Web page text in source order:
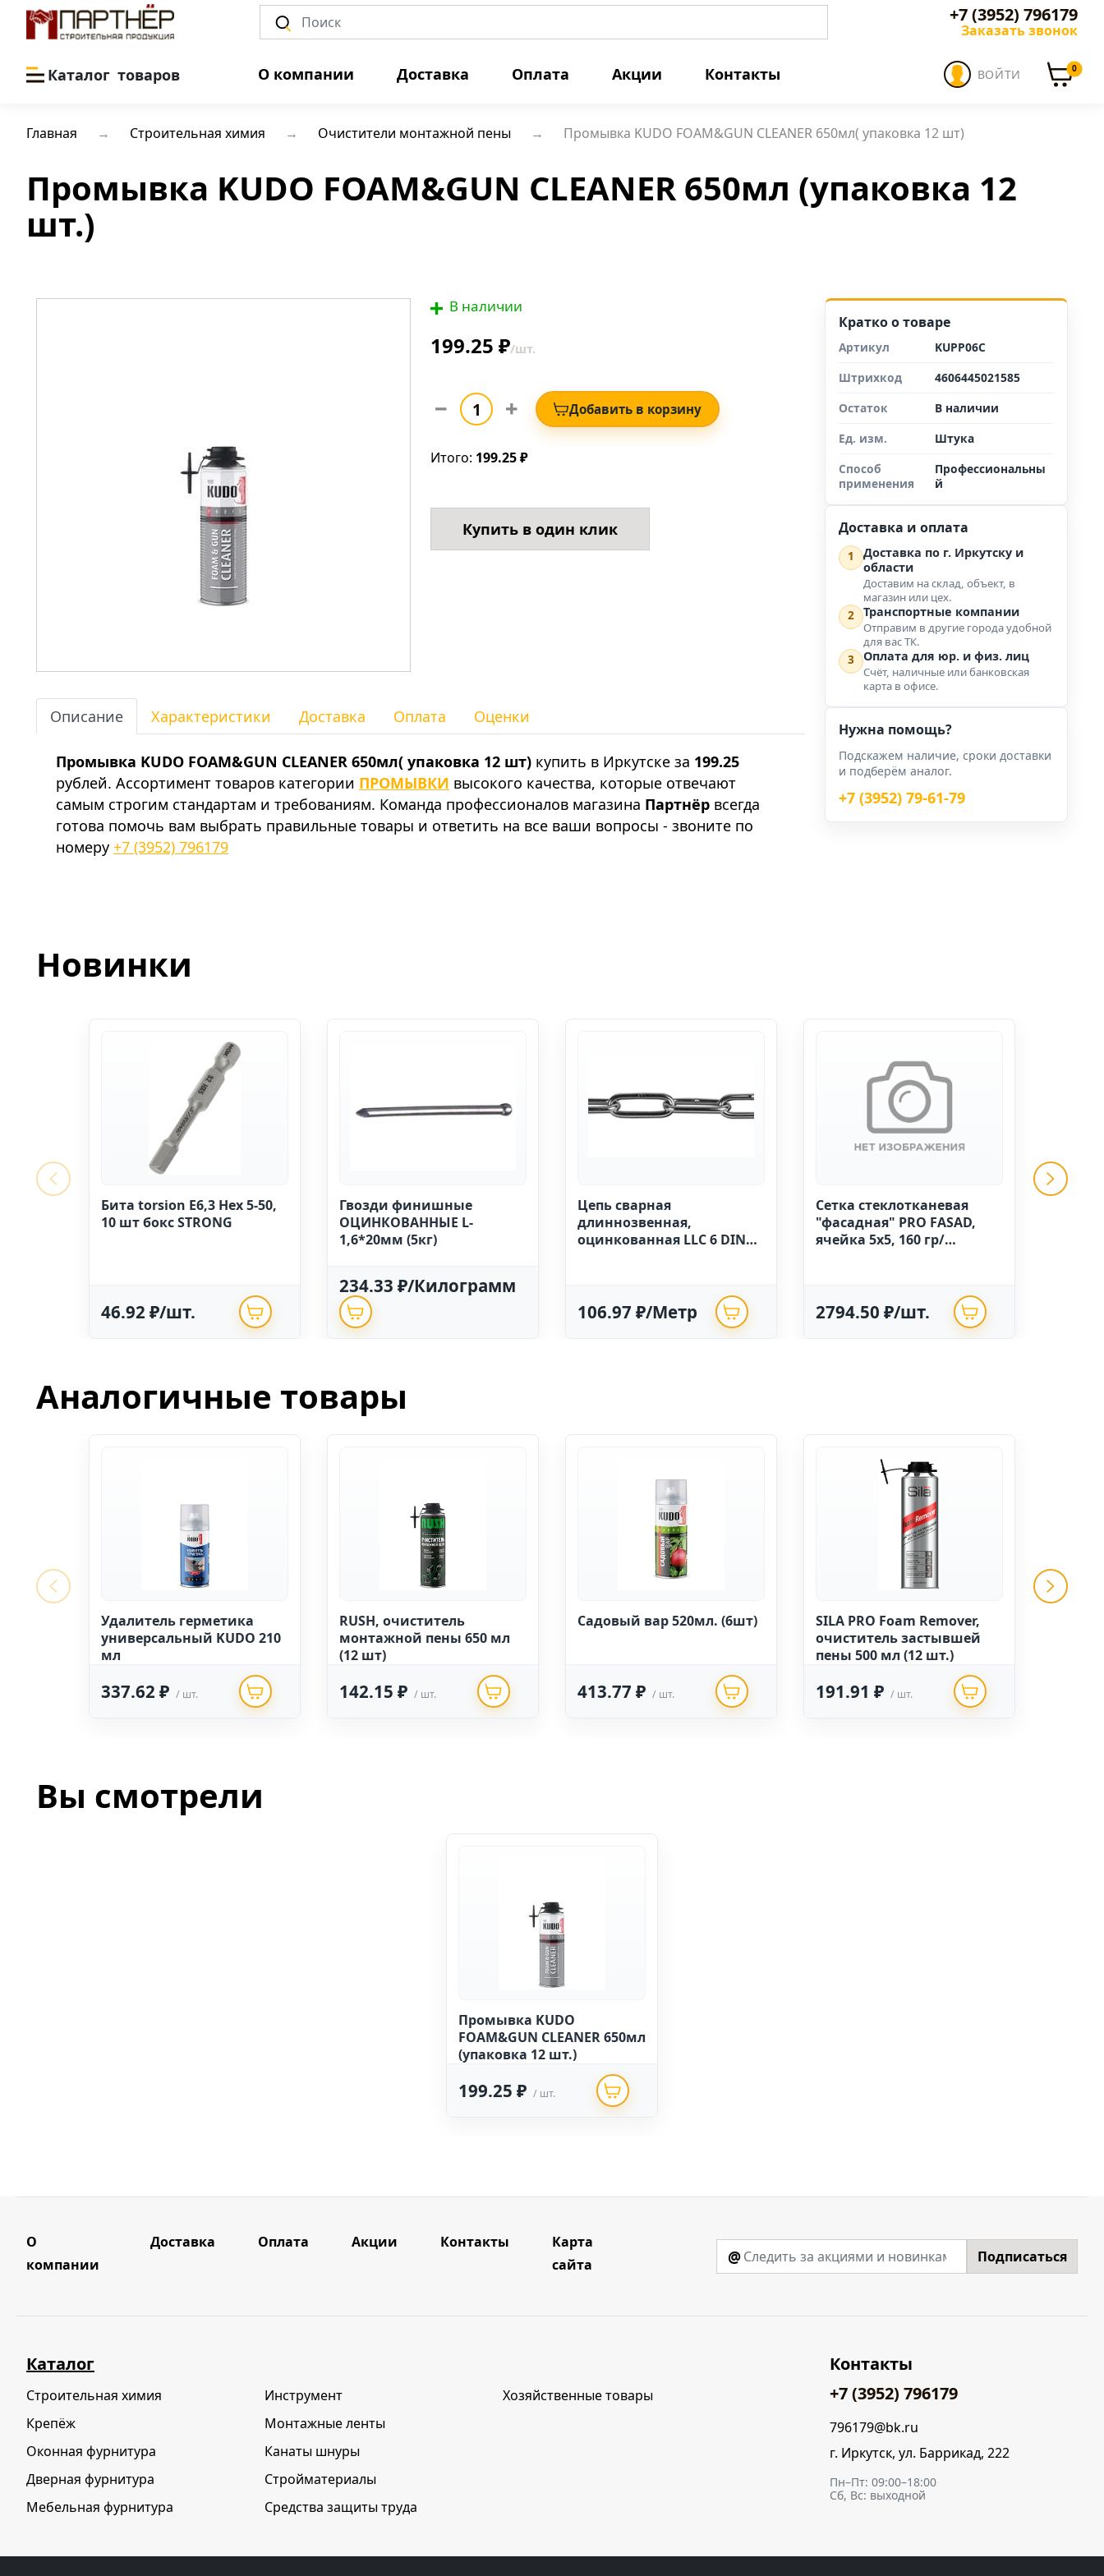
+7 (3952) 796179
Заказать звонок
Каталог товаров О компании Доставка Оплата Акции Контакты ВОЙТИ 0
Главная Строительная химия Очистители монтажной пены Промывка KUDO FOAM&GUN CLEANER 650мл( упаковка 12 шт)
Промывка KUDO FOAM&GUN CLEANER 650мл (упаковка 12
шт.)
В наличии
199.25 ₽/шт.
Добавить в корзину
Итого: 199.25 ₽
Купить в один клик
Описание Характеристики Доставка Оплата Оценки
Промывка KUDO FOAM&GUN CLEANER 650мл( упаковка 12 шт) купить в Иркутске за 199.25
рублей. Ассортимент товаров категории ПРОМЫВКИ высокого качества, которые отвечают
самым строгим стандартам и требованиям. Команда профессионалов магазина Партнёр всегда
готова помочь вам выбрать правильные товары и ответить на все ваши вопросы - звоните по
номеру +7 (3952) 796179
Кратко о товаре
Артикул
KUPP06C
Штрихкод
4606445021585
Остаток
В наличии
Ед. изм.
Штука
Способ
применения
Профессиональны
й
Доставка и оплата
1
Доставка по г. Иркутску и
области
Доставим на склад, объект, в
магазин или цех.
2
Транспортные компании
Отправим в другие города удобной
для вас ТК.
3
Оплата для юр. и физ. лиц
Счёт, наличные или банковская
карта в офисе.
Нужна помощь?
Подскажем наличие, сроки доставки
и подберём аналог.
+7 (3952) 79-61-79
Новинки
Бита torsion E6,3 Hex 5-50,
10 шт бокс STRONG
46.92 ₽/шт.
Гвозди финишные
ОЦИНКОВАННЫЕ L-
1,6*20мм (5кг)
234.33 ₽/Килограмм
Цепь сварная
длиннозвенная,
оцинкованная LLC 6 DIN
106.97 ₽/Метр
Сетка стеклотканевая
"фасадная" PRO FASAD,
ячейка 5х5, 160 гр/
2794.50 ₽/шт.
Аналогичные товары
Удалитель герметика
универсальный KUDO 210
мл
337.62 ₽ / шт.
RUSH, очиститель
монтажной пены 650 мл
(12 шт)
142.15 ₽ / шт.
Садовый вар 520мл. (6шт)
413.77 ₽ / шт.
SILA PRO Foam Remover,
очиститель застывшей
пены 500 мл (12 шт.)
191.91 ₽ / шт.
Вы смотрели
Промывка KUDO
FOAM&GUN CLEANER 650мл
(упаковка 12 шт.)
199.25 ₽ / шт.
О
компании
Доставка Оплата Акции Контакты
Карта
сайта
@ Подписаться
Каталог
Строительная химия
Крепёж
Оконная фурнитура
Дверная фурнитура
Мебельная фурнитура
Инструмент
Монтажные ленты
Канаты шнуры
Стройматериалы
Средства защиты труда
Хозяйственные товары
Контакты
+7 (3952) 796179
796179@bk.ru
г. Иркутск, ул. Баррикад, 222
Пн–Пт: 09:00–18:00
Сб, Вс: выходной